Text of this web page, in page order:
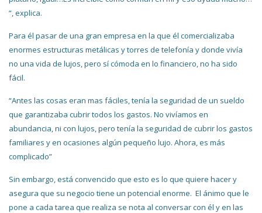
“, explica.
Para él pasar de una gran empresa en la que él comercializaba
enormes estructuras metálicas y torres de telefonía y donde vivía
no una vida de lujos, pero sí cómoda en lo financiero, no ha sido
fácil.
“Antes las cosas eran mas fáciles, tenía la seguridad de un sueldo
que garantizaba cubrir todos los gastos. No vivíamos en
abundancia, ni con lujos, pero tenía la seguridad de cubrir los gastos
familiares y en ocasiones algún pequeño lujo. Ahora, es más
complicado”
Sin embargo, está convencido que esto es lo que quiere hacer y
asegura que su negocio tiene un potencial enorme. El ánimo que le
pone a cada tarea que realiza se nota al conversar con él y en las